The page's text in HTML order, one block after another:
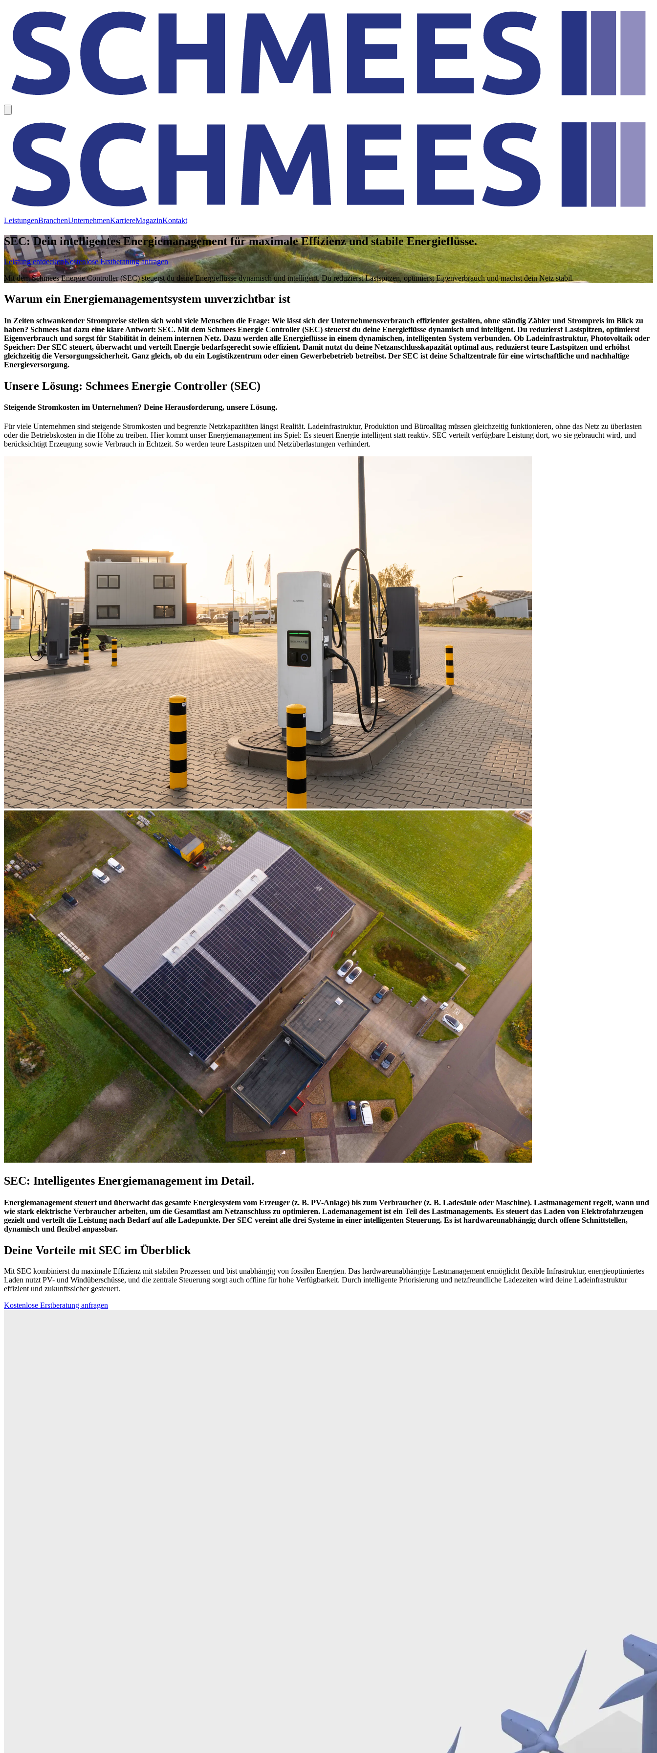
LeistungenBranchenUnternehmenKarriereMagazinKontakt
SEC: Dein intelligentes Energiemanagement für maximale Effizienz und stabile Energieflüsse.
Leistung entdeckenKostenlose Erstberatung anfragen
Mit dem Schmees Energie Controller (SEC) steuerst du deine Energieflüsse dynamisch und intelligent. Du reduzierst Lastspitzen, optimierst Eigenverbrauch und machst dein Netz stabil.
Warum ein Energiemanagementsystem unverzichtbar ist
In Zeiten schwankender Strompreise stellen sich wohl viele Menschen die Frage: Wie lässt sich der Unternehmensverbrauch effizienter gestalten, ohne ständig Zähler und Strompreis im Blick zu
haben? Schmees hat dazu eine klare Antwort: SEC. Mit dem Schmees Energie Controller (SEC) steuerst du deine Energieflüsse dynamisch und intelligent. Du reduzierst Lastspitzen, optimierst
Eigenverbrauch und sorgst für Stabilität in deinem internen Netz. Dazu werden alle Energieflüsse in einem dynamischen, intelligenten System verbunden. Ob Ladeinfrastruktur, Photovoltaik oder
Speicher: Der SEC steuert, überwacht und verteilt Energie bedarfsgerecht sowie effizient. Damit nutzt du deine Netzanschlusskapazität optimal aus, reduzierst teure Lastspitzen und erhöhst
gleichzeitig die Versorgungssicherheit. Ganz gleich, ob du ein Logistikzentrum oder einen Gewerbebetrieb betreibst. Der SEC ist deine Schaltzentrale für eine wirtschaftliche und nachhaltige
Energieversorgung.
Unsere Lösung: Schmees Energie Controller (SEC)
Steigende Stromkosten im Unternehmen? Deine Herausforderung, unsere Lösung.
Für viele Unternehmen sind steigende Stromkosten und begrenzte Netzkapazitäten längst Realität. Ladeinfrastruktur, Produktion und Büroalltag müssen gleichzeitig funktionieren, ohne das Netz zu überlasten
oder die Betriebskosten in die Höhe zu treiben. Hier kommt unser Energiemanagement ins Spiel: Es steuert Energie intelligent statt reaktiv. SEC verteilt verfügbare Leistung dort, wo sie gebraucht wird, und
berücksichtigt Erzeugung sowie Verbrauch in Echtzeit. So werden teure Lastspitzen und Netzüberlastungen verhindert.
SEC: Intelligentes Energiemanagement im Detail.
Energiemanagement steuert und überwacht das gesamte Energiesystem vom Erzeuger (z. B. PV-Anlage) bis zum Verbraucher (z. B. Ladesäule oder Maschine). Lastmanagement regelt, wann und
wie stark elektrische Verbraucher arbeiten, um die Gesamtlast am Netzanschluss zu optimieren. Lademanagement ist ein Teil des Lastmanagements. Es steuert das Laden von Elektrofahrzeugen
gezielt und verteilt die Leistung nach Bedarf auf alle Ladepunkte. Der SEC vereint alle drei Systeme in einer intelligenten Steuerung. Es ist hardwareunabhängig durch offene Schnittstellen,
dynamisch und flexibel anpassbar.
Deine Vorteile mit SEC im Überblick
Mit SEC kombinierst du maximale Effizienz mit stabilen Prozessen und bist unabhängig von fossilen Energien. Das hardwareunabhängige Lastmanagement ermöglicht flexible Infrastruktur, energieoptimiertes
Laden nutzt PV- und Windüberschüsse, und die zentrale Steuerung sorgt auch offline für hohe Verfügbarkeit. Durch intelligente Priorisierung und netzfreundliche Ladezeiten wird deine Ladeinfrastruktur
effizient und zukunftssicher gesteuert.
Kostenlose Erstberatung anfragen